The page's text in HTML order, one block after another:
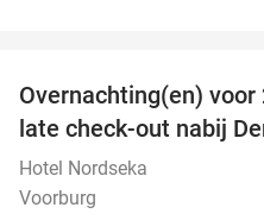
Overnachting(en)
late check-out nabij
Hotel Nordseka
Voorburg